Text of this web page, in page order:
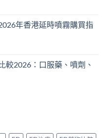
年香港延時噴霧購買指
較2026：口服藥、噴劑、